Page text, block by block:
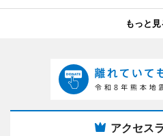
もっと見
アクセス